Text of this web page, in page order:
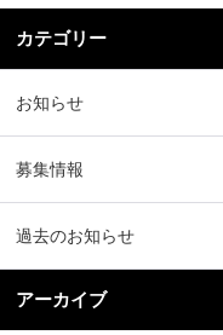
カテゴリー
お知らせ
募集情報
過去のお知らせ
アーカイブ